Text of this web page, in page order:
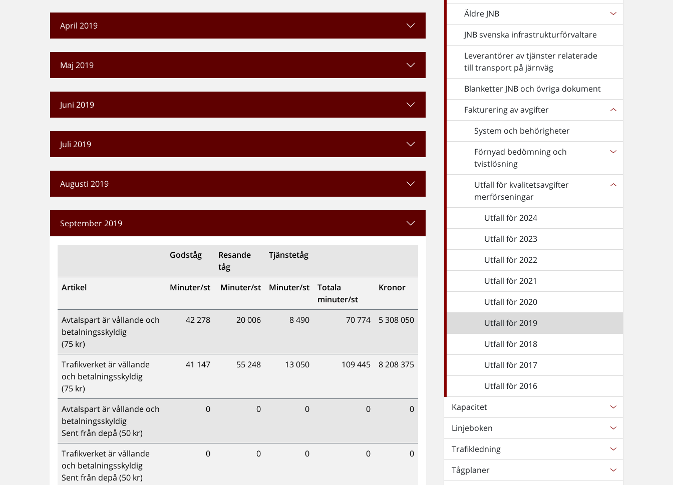
April 2019
Maj 2019
Juni 2019
Juli 2019
Augusti 2019
September 2019
Godståg
Resande
tåg
Tjänstetåg
Artikel Minuter/st Minuter/st Minuter/st
Totala
minuter/st
Kronor
Avtalspart är vållande och
betalningsskyldig
(75 kr)
42 278 20 006 8 490 70 774 5 308 050
Trafikverket är vållande
och betalningsskyldig
(75 kr)
41 147 55 248 13 050 109 445 8 208 375
Avtalspart är vållande och
betalningsskyldig
Sent från depå (50 kr)
0 0 0 0 0
Trafikverket är vållande
och betalningsskyldig
Sent från depå (50 kr)
0 0 0 0 0
Äldre JNB
JNB svenska infrastrukturförvaltare
Leverantörer av tjänster relaterade
till transport på järnväg
Blanketter JNB och övriga dokument
Fakturering av avgifter
System och behörigheter
Förnyad bedömning och
tvistlösning
Utfall för kvalitetsavgifter
merförseningar
Utfall för 2024
Utfall för 2023
Utfall för 2022
Utfall för 2021
Utfall för 2020
Utfall för 2019
Utfall för 2018
Utfall för 2017
Utfall för 2016
Kapacitet
Linjeboken
Trafikledning
Tågplaner